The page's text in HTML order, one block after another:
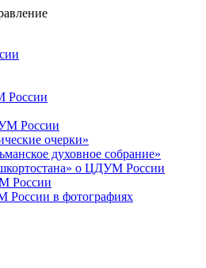
России
очерки»
духовное собрание»
о ЦДУМ России
России
в фотографиях